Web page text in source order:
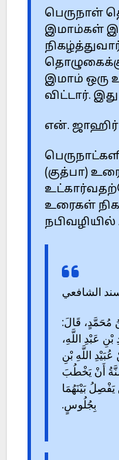
பெருநாள்
இமாம்கள்
இமாம் ஒரு
விட்டார். இது
என். ஜாஹிர்
(குத்பா)
உரைகள்
الشافعي
بْنُ مُحَمَّدٍ، قَالَ:
عَبْدِ اللَّهِ،
اللَّهِ بْنِ
أَنْ يَخْطُبَ
يَفْصِلُ بَيْنَهُمَا
بِجُلُوسٍ.